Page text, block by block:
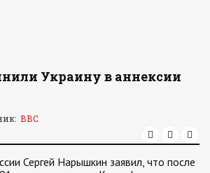
Украину в аннексии
ВВС
Сергей Нарышкин заявил, что после